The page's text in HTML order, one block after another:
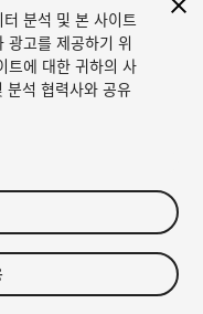
분석 및 본 사이트
광고를 제공하기 위
트에 대한 귀하의 사
분석 협력사와 공유